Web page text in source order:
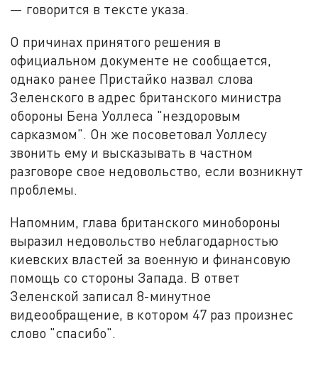
— говорится в тексте указа.
О причинах принятого решения в
официальном документе не сообщается,
однако ранее Пристайко назвал слова
Зеленского в адрес британского министра
обороны Бена Уоллеса "нездоровым
сарказмом". Он же посоветовал Уоллесу
звонить ему и высказывать в частном
разговоре свое недовольство, если возникнут
проблемы.
Напомним, глава британского минобороны
выразил недовольство неблагодарностью
киевских властей за военную и финансовую
помощь со стороны Запада. В ответ
Зеленской записал 8-минутное
видеообращение, в котором 47 раз произнес
слово "спасибо".